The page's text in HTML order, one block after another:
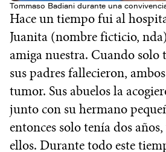
Tommaso Badiani durante una
Hace un tiempo fui al
Juanita (nombre ficticio,
amiga nuestra. Cuando solo
sus padres fallecieron,
tumor. Sus abuelos la
junto con su hermano
entonces solo tenía dos
ellos. Durante todo este